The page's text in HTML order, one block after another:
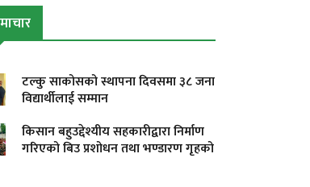
टल्कु साकोसको स्थापना दिवसमा ३८ जना
विद्यार्थीलाई सम्मान
किसान बहुउद्देश्यीय सहकारीद्वारा निर्माण
गरिएको बिउ प्रशोधन तथा भण्डारण गृहको